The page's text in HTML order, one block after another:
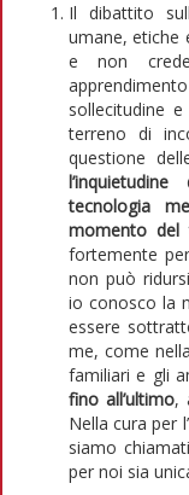
Il dibattito
umane, etiche
e non
sollecitudine
terreno di
questione
tecnologia
momento del
fortemente
non può
io conosco la
essere
me, come
familiari e gli
fino all’ultimo,
Nella cura per
siamo
per noi sia